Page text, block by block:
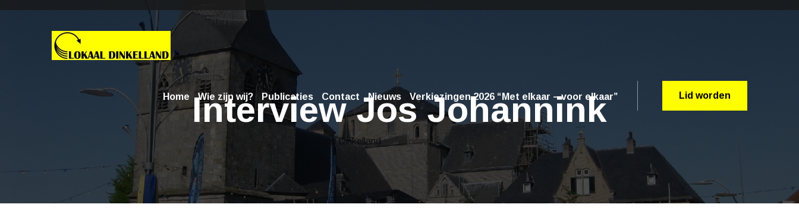
Home Wie zijn wij? Publicaties Contact Nieuws Verkiezingen 2026 “Met elkaar – voor elkaar” Lid worden
Interview Jos Johannink
Lokaal Dinkelland> Interview Jos Johannink